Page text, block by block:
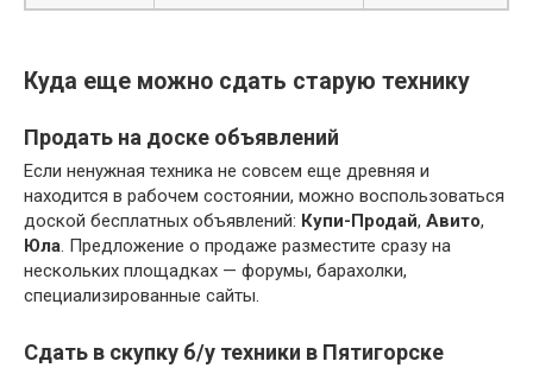
Куда еще можно сдать старую технику
Продать на доске объявлений
Если ненужная техника не совсем еще древняя и
находится в рабочем состоянии, можно воспользоваться
доской бесплатных объявлений: Купи-Продай, Авито,
Юла. Предложение о продаже разместите сразу на
нескольких площадках — форумы, барахолки,
специализированные сайты.
Сдать в скупку б/у техники в Пятигорске